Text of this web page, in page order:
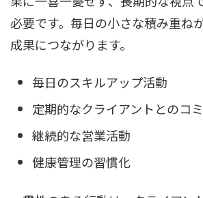
必要です。毎日の小さな積み重ね
成果につながります。
毎日のスキルアップ活動
定期的なクライアントとのコ
継続的な営業活動
健康管理の習慣化